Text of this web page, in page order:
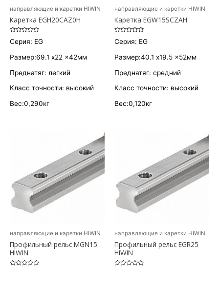
направляющие и каретки HIWIN
Каретка EGH20CAZ0H
Оценка
0
5
Серия: EG
Размер:69.1 x22 x42мм
Преднатяг: легкий
Класс точности: высокий
Вес:0,290кг
направляющие и каретки HIWIN
Каретка EGW15SCZAH
Оценка
0
5
Серия: EG
Размер:40.1 x19.5 x52мм
Преднатяг: средний
Класс точности: высокий
Вес:0,120кг
направляющие и каретки HIWIN
Профильный рельс MGN15
HIWIN
направляющие и каретки HIWIN
Профильный рельс EGR25
HIWIN